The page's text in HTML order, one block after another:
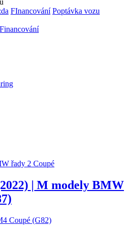
FInancování Poptávka vozu
| M modely BMW